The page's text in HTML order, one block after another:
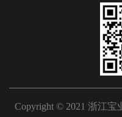
Copyright © 2021 浙江